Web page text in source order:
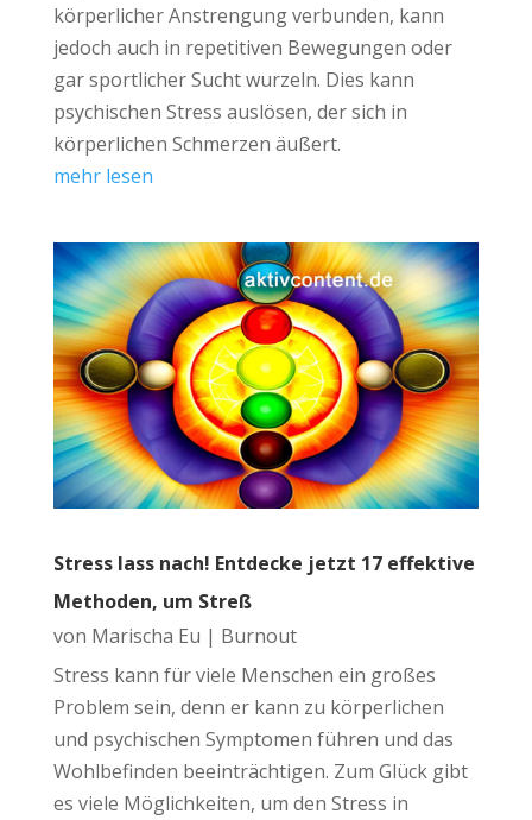
körperlicher Anstrengung verbunden, kann
jedoch auch in repetitiven Bewegungen oder
gar sportlicher Sucht wurzeln. Dies kann
psychischen Stress auslösen, der sich in
körperlichen Schmerzen äußert.
mehr lesen
Stress lass nach! Entdecke jetzt 17 effektive
Methoden, um Streß
von Marischa Eu | Burnout
Stress kann für viele Menschen ein großes
Problem sein, denn er kann zu körperlichen
und psychischen Symptomen führen und das
Wohlbefinden beeinträchtigen. Zum Glück gibt
es viele Möglichkeiten, um den Stress in